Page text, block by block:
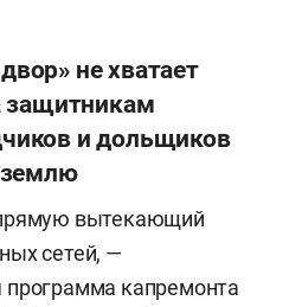
не хватает
защитникам
и дольщиков
землю
вытекающий
сетей, —
программа капремонта